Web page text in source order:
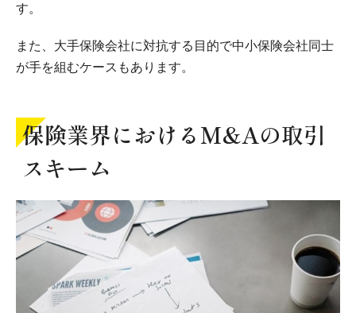
す。
また、大手保険会社に対抗する目的で中小保険会社同士
が手を組むケースもあります。
保険業界におけるM&Aの取引
スキーム